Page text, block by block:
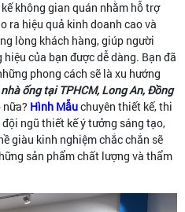
không gian quán nhằm hỗ trợ
ra hiệu quả kinh doanh cao và
lòng khách hàng, giúp người
của bạn được dễ dàng. Bạn đã
phong cách sẽ là xu hướng
ống tại TPHCM, Long An, Đồng
Hình Mẫuchuyên thiết kế, thi
ngũ thiết kế ý tưởng sáng tạo,
giàu kinh nghiệm chắc chắn sẽ
sản phẩm chất lượng và thẩm